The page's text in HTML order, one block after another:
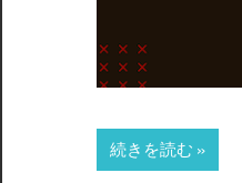
続きを読む